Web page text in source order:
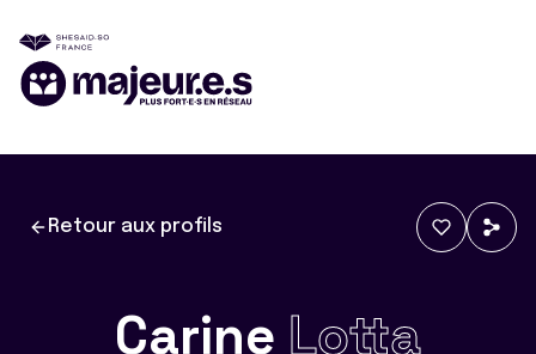
Retour aux profils
Carine Lotta